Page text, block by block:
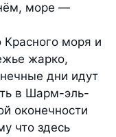
море —
Красного моря и
жарко,
дни идут
в Шарм-эль-
оконечности
что здесь